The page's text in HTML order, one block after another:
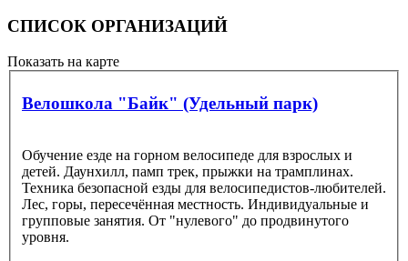
СПИСОК ОРГАНИЗАЦИЙ
Показать на карте
Велошкола "Байк" (Удельный парк)
Обучение езде на горном велосипеде для взрослых и
детей. Даунхилл, памп трек, прыжки на трамплинах.
Техника безопасной езды для велосипедистов-любителей.
Лес, горы, пересечённая местность. Индивидуальные и
групповые занятия. От "нулевого" до продвинутого
уровня.